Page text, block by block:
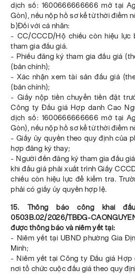
dịch số: 1600666666666 mở tại
Gòn), nếu nộp hồ sơ kể từ thời điểm
b)Đối với cá nhân:
- CC/CCCD/Hộ chiếu còn hiệu lực
tham gia đấu giá.
- Phiếu đăng ký tham gia đấu giá
(bản chính);
- Xác nhận xem tài sản đấu giá
(bản chính);
- Giấy nộp tiền chuyển tiền đặt
Công ty Đấu giá Hợp danh Cao
dịch số: 1600666666666 mở tại
Gòn), nếu nộp hồ sơ kể từ thời điểm
- Giấy ủy quyền theo quy định của
hợp đăng ký thay;
- Người đến đăng ký tham gia đấu
khi đấu giá phải xuất trình Giấy
chiếu còn hiệu lực để kiểm tra.
phải có giấy ủy quyền hợp lệ.
15. Thông báo công khai
0503B.02/2026/TBĐG-
được thông báo và niêm yết tại:
- Niêm yết tại UBND phường Gia
Minh;
- Niêm yết tại Công ty Đấu giá Hợp
nơi tổ chức cuộc đấu giá theo quy